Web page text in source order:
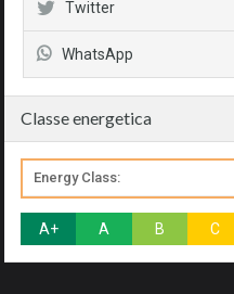
Twitter
WhatsApp
Classe energetica
Energy Class:
A+ A B C